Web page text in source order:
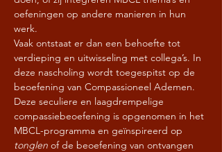
oefeningen op andere manieren in hun
werk.
Vaak ontstaat er dan een behoefte tot
verdieping en uitwisseling met collega’s. In
deze nascholing wordt toegespitst op de
beoefening van Compassioneel Ademen.
Deze seculiere en laagdrempelige
compassiebeoefening is opgenomen in het
MBCL-programma en geïnspireerd op
tonglen of de beoefening van ontvangen